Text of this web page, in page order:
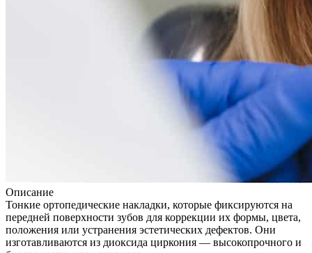
Описание
Тонкие ортопедические накладки, которые фиксируются на
передней поверхности зубов для коррекции их формы, цвета,
положения или устранения эстетических дефектов. Они
изготавливаются из диоксида циркония — высокопрочного и